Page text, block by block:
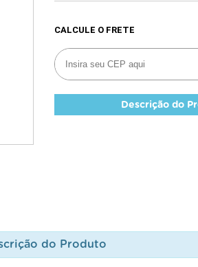
Descrição do
do Produto